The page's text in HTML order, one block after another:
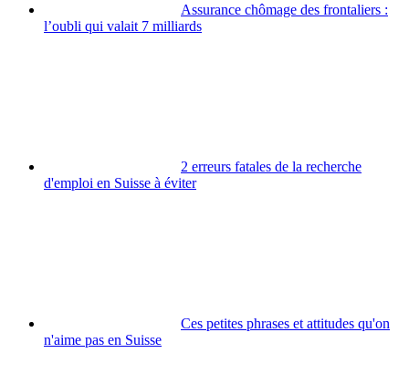
Assurance chômage des frontaliers :
l’oubli qui valait 7 milliards
2 erreurs fatales de la recherche
d'emploi en Suisse à éviter
Ces petites phrases et attitudes qu'on
n'aime pas en Suisse